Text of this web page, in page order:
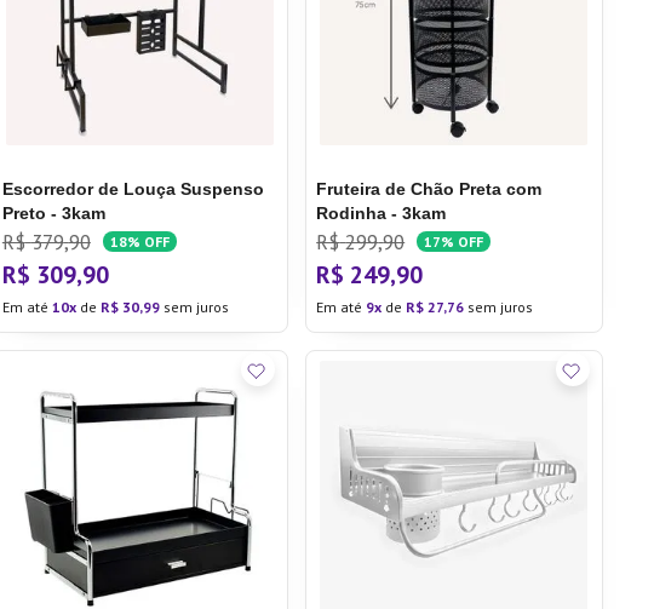
Escorredor de Louça Suspenso
Preto - 3kam
R$ 379,90 18% OFF
R$ 309,90
Em até 10 de R$ 30,99sem juros
Fruteira de Chão Preta com
Rodinha - 3kam
R$ 299,90 17% OFF
R$ 249,90
Em até 9 de R$ 27,76 sem juros